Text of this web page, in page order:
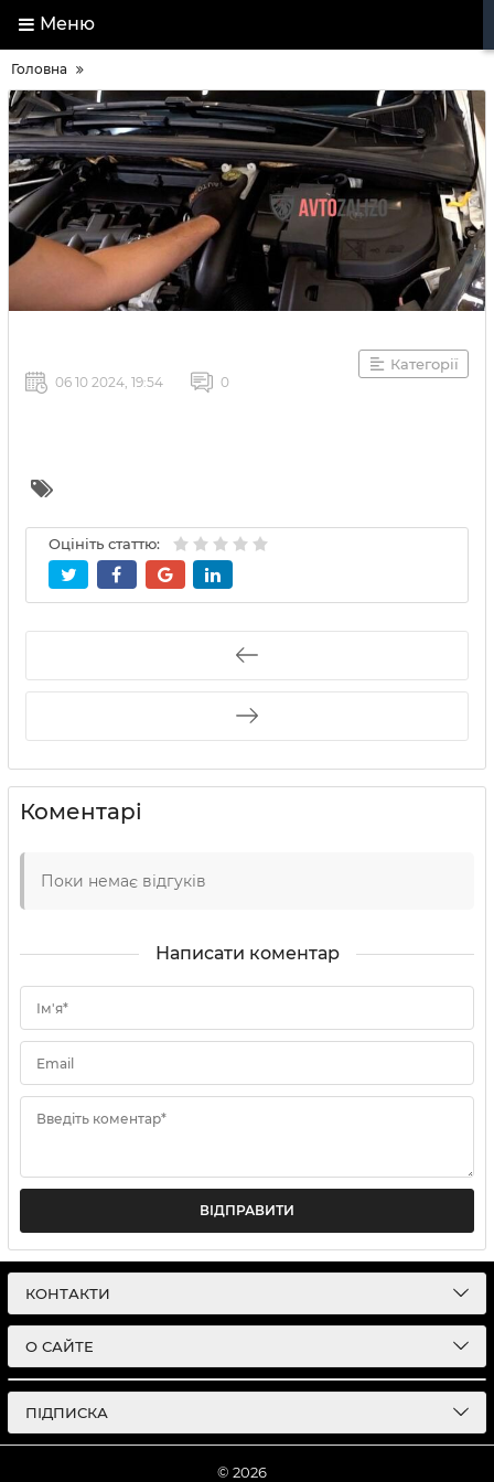
Меню
Головна
Категорії
06 10 2024, 19:54 0
Оцініть статтю:
Коментарі
Поки немає відгуків
Написати коментар
Ім'я*
Email
Введіть коментар*
ВІДПРАВИТИ
КОНТАКТИ
О САЙТЕ
ПІДПИСКА
© 2026